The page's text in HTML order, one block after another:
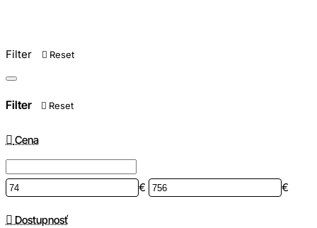
Filter Reset
Filter Reset
Cena
€ €
Dostupnosť